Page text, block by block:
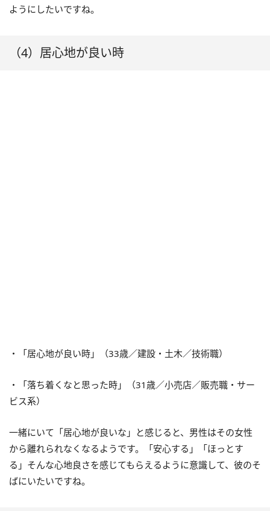
ようにしたいですね。
（4）居心地が良い時
・「居心地が良い時」（33歳／建設・土木／技術職）
・「落ち着くなと思った時」（31歳／小売店／販売職・サー
ビス系）
一緒にいて「居心地が良いな」と感じると、男性はその女性
から離れられなくなるようです。「安心する」「ほっとす
る」そんな心地良さを感じてもらえるように意識して、彼のそ
ばにいたいですね。